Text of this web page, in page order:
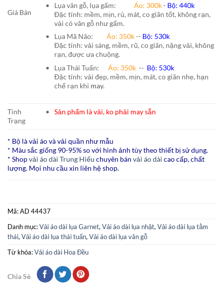
Giá Bán
Lụa vân gỗ, lụa gấm: Áo: 300k- Bộ: 440k
Đặc tính: mềm, mịn, rủ, mát, co giãn tốt, không rạn,
vải có vân gỗ như gấm.
Lụa Mã Não: Áo: 350k-- Bộ: 530k
Đặc tính: vải sáng, mềm, rũ, co giãn, nặng vải, không
rạn, được ưa chuộng.
Lụa Thái Tuấn: Áo: 350k-- Bộ: 530k
Đặc tính: vải đẹp, mềm, mịn, mát, co giãn nhẹ, hạn
chế rạn khi may.
Tình
Trạng
Sản phẩm là vải, ko phải may sẵn
* Bộ là vải áo và vải quần như mẫu
* Màu sắc giống 90-95% so với hình ảnh tùy theo thiết bị sử dụng.
* Shopvải áo dài Trung Hiếu chuyên bán vải áo dài cao cấp, chất
lượng. Mọi nhu cầu xin liên hệ shop.
Mã:AD 44437
Danh mục:Vải áo dài lụa Garnet, Vải áo dài lụa nhật, Vải áo dài lụa tằm
thái, Vải áo dài lụa thái tuấn, Vải áo dài lụa vân gỗ
Từ khóa:Vải áo dài Hoa Đều
Chia Sẻ